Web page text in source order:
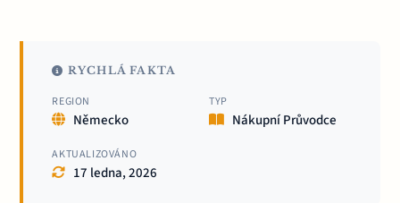
RYCHLÁ FAKTA
REGION
Německo
TYP
Nákupní Průvodce
AKTUALIZOVÁNO
17 ledna, 2026